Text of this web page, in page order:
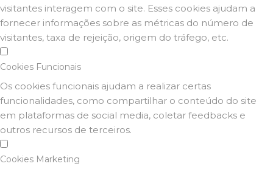
visitantes interagem com o site. Esses cookies ajudam a
fornecer informações sobre as métricas do número de
visitantes, taxa de rejeição, origem do tráfego, etc.
Cookies Funcionais
Os cookies funcionais ajudam a realizar certas
funcionalidades, como compartilhar o conteúdo do site
em plataformas de social media, coletar feedbacks e
outros recursos de terceiros.
Cookies Marketing